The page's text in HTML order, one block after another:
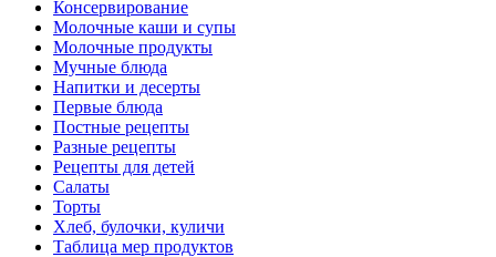
Консервирование
Молочные каши и супы
Молочные продукты
Мучные блюда
Напитки и десерты
Первые блюда
Постные рецепты
Разные рецепты
Рецепты для детей
Салаты
Торты
Хлеб, булочки, куличи
Таблица мер продуктов